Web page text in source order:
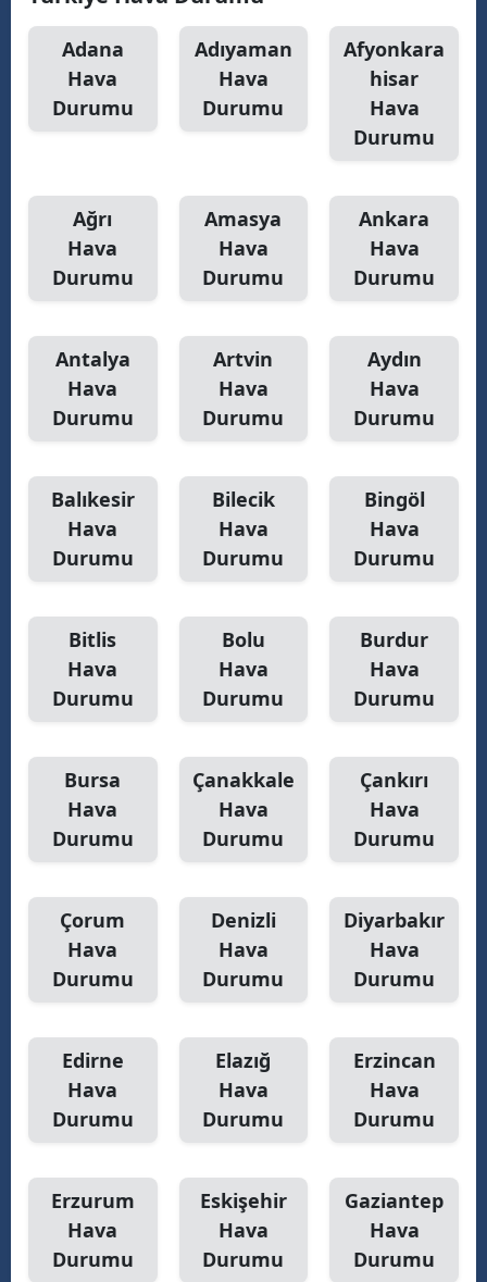
Adana
Hava
Durumu
Adıyaman
Hava
Durumu
Afyonkara
hisar
Hava
Durumu
Ağrı
Hava
Durumu
Amasya
Hava
Durumu
Ankara
Hava
Durumu
Antalya
Hava
Durumu
Artvin
Hava
Durumu
Aydın
Hava
Durumu
Balıkesir
Hava
Durumu
Bilecik
Hava
Durumu
Bingöl
Hava
Durumu
Bitlis
Hava
Durumu
Bolu
Hava
Durumu
Burdur
Hava
Durumu
Bursa
Hava
Durumu
Çanakkale
Hava
Durumu
Çankırı
Hava
Durumu
Çorum
Hava
Durumu
Denizli
Hava
Durumu
Diyarbakır
Hava
Durumu
Edirne
Hava
Durumu
Elazığ
Hava
Durumu
Erzincan
Hava
Durumu
Erzurum
Hava
Durumu
Eskişehir
Hava
Durumu
Gaziantep
Hava
Durumu